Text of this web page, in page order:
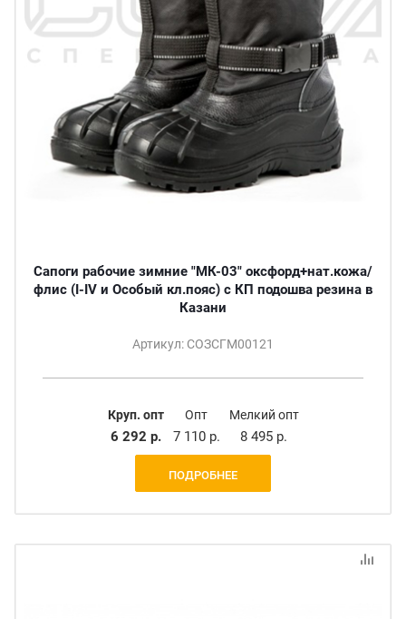
Сапоги рабочие зимние "МК-03" оксфорд+нат.кожа/
флис (I-IV и Особый кл.пояс) с КП подошва резина в
Казани
Артикул: СОЗСГМ00121
Круп. опт
6 292 р.
Опт
7 110 р.
Мелкий опт
8 495 р.
ПОДРОБНЕЕ